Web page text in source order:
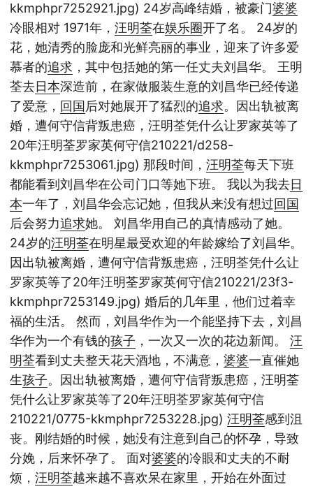
kkmphpr7252921.jpg) 24岁高峰结婚，被豪门婆婆
冷眼相对 1971年， 汪明荃在娱乐圈开了名。 24岁的
花，她清秀的脸庞和光鲜亮丽的事业，迎来了许多爱
慕者的追求 ，其中包括她的第一任丈夫刘昌华。 王明
荃去日本深造前，在家做服装生意的刘昌华已经传递
了爱意， 回国 后对她展开了猛烈的追求。因出轨被离
婚，遭何守信背叛患癌，汪明荃凭什么让罗家英等了
20年汪明荃罗家英何守信210221/d258-
kkmphpr7253061.jpg) 那段时间， 汪明荃每天下班
都能看到刘昌华在公司门口等她下班。 我以为我去日
本一年了，刘昌华会忘记她，但我从来没有想过回国
后会努力追求她。 刘昌华用自己的真情感动了她。
24岁的汪明荃在明星最受欢迎的年龄嫁给了刘昌华。
因出轨被离婚，遭何守信背叛患癌，汪明荃凭什么让
罗家英等了20年汪明荃罗家英何守信210221/23f3-
kkmphpr7253149.jpg) 婚后的几年里，他们过着幸
福的生活。 然而，刘昌华作为一个能坚持下去，刘昌
华作为一个有钱的孩子 ，一次又一次的花边新闻。 汪
明荃看到丈夫整天花天酒地，不满意， 婆婆一直催她
生孩子。因出轨被离婚，遭何守信背叛患癌，汪明荃
凭什么让罗家英等了20年汪明荃罗家英何守信
210221/0775-kkmphpr7253228.jpg) 汪明荃感到沮
丧。刚结婚的时候，她没有注意到自己的怀孕，导致
分娩，后来怀孕了。 面对婆婆的冷眼和丈夫的不耐
烦， 汪明荃越来越不喜欢呆在家里，开始在外面过